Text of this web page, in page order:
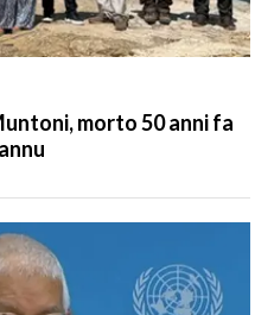
morto 50 anni fa